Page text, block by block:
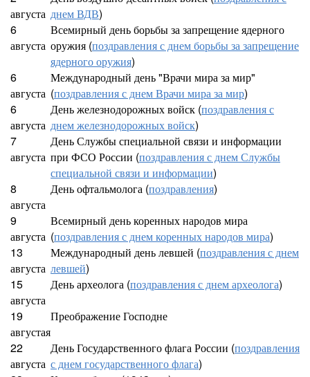
августа днем ВДВ)
6
августа
Всемирный день борьбы за запрещение ядерного
оружия (поздравления с днем борьбы за запрещение
ядерного оружия)
6
августа
Международный день "Врачи мира за мир"
(поздравления с днем Врачи мира за мир)
6
августа
День железнодорожных войск (поздравления с
днем железнодорожных войск)
7
августа
День Службы специальной связи и информации
при ФСО России (поздравления с днем Службы
специальной связи и информации)
8
августа
День офтальмолога (поздравления)
9
августа
Всемирный день коренных народов мира
(поздравления с днем коренных народов мира)
13
августа
Международный день левшей (поздравления с днем
левшей)
15
августа
День археолога (поздравления с днем археолога)
19
августая
Преображение Господне
22
августа
День Государственного флага России (поздравления
с днем государственного флага)